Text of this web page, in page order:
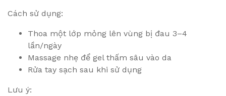
Cách sử dụng:
Thoa một lớp mỏng lên vùng bị đau 3–4
lần/ngày
Massage nhẹ để gel thấm sâu vào da
Rửa tay sạch sau khi sử dụng
Lưu ý: